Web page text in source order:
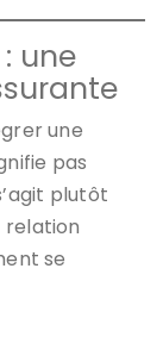
une
une
pas
plutôt
relation
se